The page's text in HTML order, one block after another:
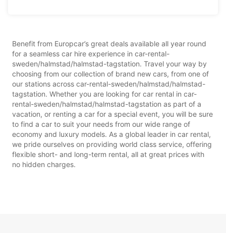
Benefit from Europcar’s great deals available all year round
for a seamless car hire experience in car-rental-
sweden/halmstad/halmstad-tagstation. Travel your way by
choosing from our collection of brand new cars, from one of
our stations across car-rental-sweden/halmstad/halmstad-
tagstation. Whether you are looking for car rental in car-
rental-sweden/halmstad/halmstad-tagstation as part of a
vacation, or renting a car for a special event, you will be sure
to find a car to suit your needs from our wide range of
economy and luxury models. As a global leader in car rental,
we pride ourselves on providing world class service, offering
flexible short- and long-term rental, all at great prices with
no hidden charges.